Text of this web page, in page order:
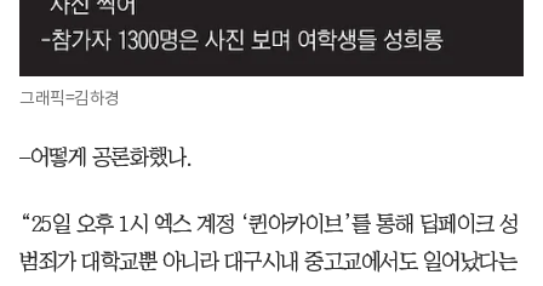
그래픽=김하경
–어떻게 공론화했나.
“25일 오후 1시 엑스 계정 ‘퀸아카이브’를 통해 딥페이크 성
범죄가 대학교뿐 아니라 대구시내 중고교에서도 일어났다는